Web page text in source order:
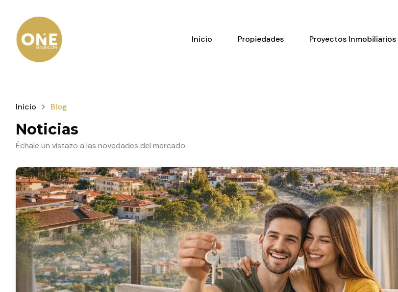
Inicio Propiedades Proyectos Inmobiliarios
Inicio Blog
Noticias
Échale un vistazo a las novedades del mercado